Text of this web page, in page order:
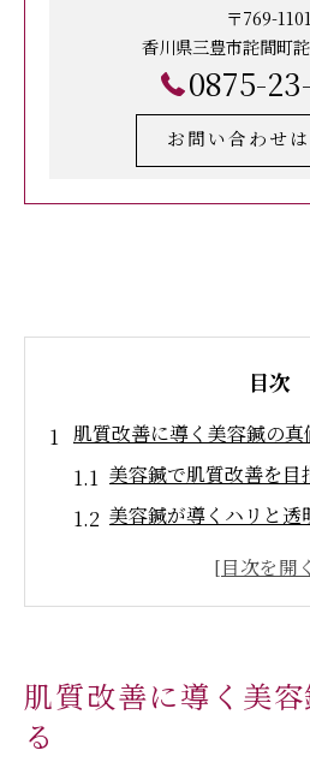
〒769-1101
香川県三豊市詫間町
0875-
お問い合わせ
目次
肌質改善に導く美容鍼の真
美容鍼で肌質改善を目
美容鍼が導くハリと透
美容鍼で肌のたるみや
渋谷の美容鍼が叶える小顔
美容鍼で実感できる小
肌質改善に導く美
る